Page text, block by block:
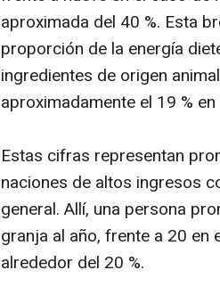
aproximada del 40 %. Esta
proporción de la energía
ingredientes de origen
aproximadamente el 19 %
Estas cifras representan
naciones de altos ingresos
general. Allí, una persona
granja al año, frente a 20 en
alrededor del 20 %.